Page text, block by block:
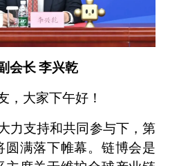
会长 李兴乾
，大家下午好！
力支持和共同参与下，第
圆满落下帷幕。链博会是